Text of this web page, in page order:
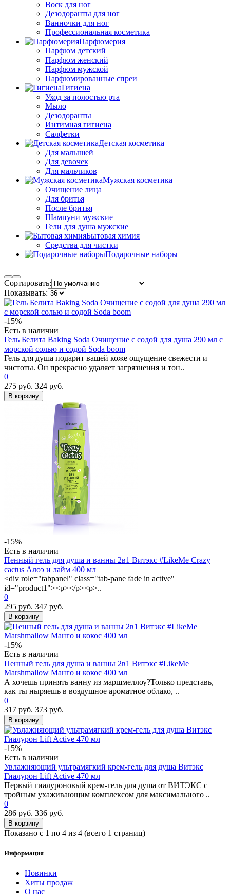
Воск для ног
Дезодоранты для ног
Ванночки для ног
Профессиональная косметика
Парфюмерия
Парфюм детский
Парфюм женский
Парфюм мужской
Парфюмированные спреи
Гигиена
Уход за полостью рта
Мыло
Дезодоранты
Интимная гигиена
Салфетки
Детская косметика
Для малышей
Для девочек
Для мальчиков
Мужская косметика
Очищение лица
Для бритья
После бритья
Шампуни мужские
Гели для душа мужские
Бытовая химия
Средства для чистки
Подарочные наборы
Сортировать:
Показывать:
-15%
Есть в наличии
Гель Белита Baking Soda Очищение с содой для душа 290 мл с
морской солью и содой Soda boom
Гель для душа подарит вашей коже ощущение свежести и
чистоты. Он прекрасно удаляет загрязнения и тон..
0
275 руб. 324 руб.
В корзину
-15%
Есть в наличии
Пенный гель для душа и ванны 2в1 Витэкс #LikeMe Crazy
cactus Алоэ и лайм 400 мл
<div role="tabpanel" class="tab-pane fade in active"
id="product1"><p></p><p>..
0
295 руб. 347 руб.
В корзину
-15%
Есть в наличии
Пенный гель для душа и ванны 2в1 Витэкс #LikeMe
Marshmallow Манго и кокос 400 мл
А хочешь принять ванну из маршмеллоу?Только представь,
как ты ныряешь в воздушное ароматное облако, ..
0
317 руб. 373 руб.
В корзину
-15%
Есть в наличии
Увлажняющий ультрамягкий крем-гель для душа Витэкс
Гиалурон Lift Active 470 мл
Первый гиалуроновый крем-гель для душа от ВИТЭКС с
тройным ухаживающим комплексом для максимального ..
0
286 руб. 336 руб.
В корзину
Показано с 1 по 4 из 4 (всего 1 страниц)
Информация
Новинки
Хиты продаж
О нас